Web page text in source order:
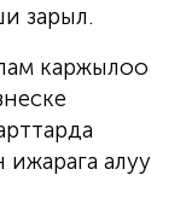
зарыл.
каржылоо
алуу